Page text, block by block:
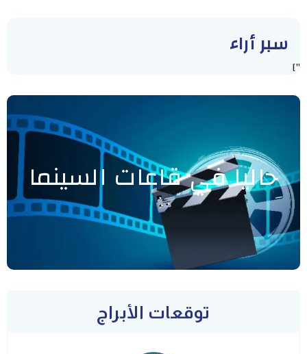
سبر أراء
"]
حاليا في قاعات السينما
توقعات الأبراج